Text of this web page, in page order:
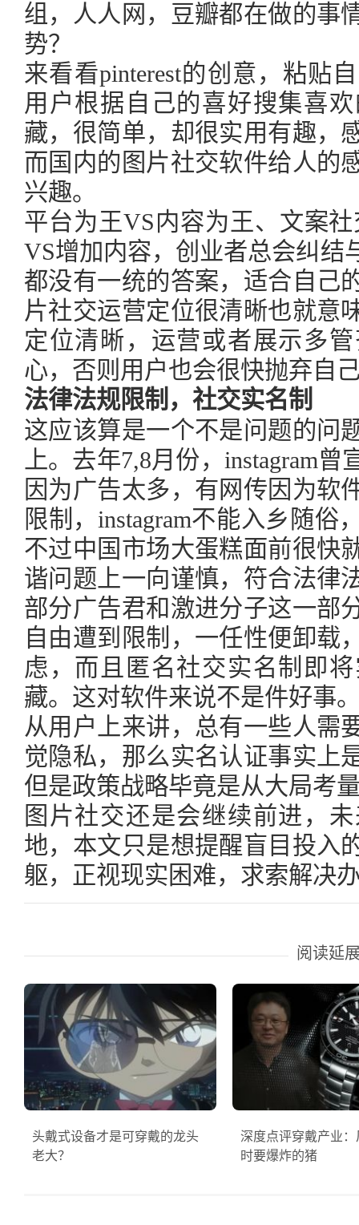
组，人人网，豆瓣都在做的事
势？
来看看pinterest的创意，粘贴
用户根据自己的喜好搜集喜
藏，很简单，却很实用有趣，
而国内的图片社交软件给人的
兴趣。
平台为王VS内容为王、文案
VS增加内容，创业者总会纠结
都没有一统的答案，适合自己
片社交运营定位很清晰也就意
定位清晰，运营或者展示多
心，否则用户也会很快抛弃自
法律法规限制，社交实名制
这应该算是一个不是问题的问
上。去年7,8月份，instagram
因为广告太多，有网传因为软
限制，instagram不能入乡随
不过中国市场大蛋糕面前很快
谐问题上一向谨慎，符合法律
部分广告君和激进分子这一部
自由遭到限制，一任性便卸载
虑，而且匿名社交实名制即
藏。这对软件来说不是件好事
从用户上来讲，总有一些人需
觉隐私，那么实名认证事实上
但是政策战略毕竟是从大局考
图片社交还是会继续前进，
地，本文只是想提醒盲目投入
躯，正视现实困难，求索解决
阅读延
头戴式设备才是可穿戴的龙头
老大？
深度点评穿戴产业：
时要爆炸的猪